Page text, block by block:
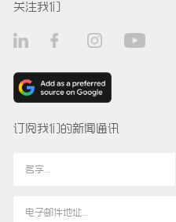
关注我们
订阅我们的新闻通讯